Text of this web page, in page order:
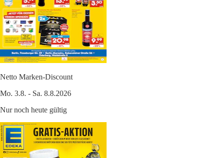
Netto Marken-Discount
Mo. 3.8. - Sa. 8.8.2026
Nur noch heute gültig